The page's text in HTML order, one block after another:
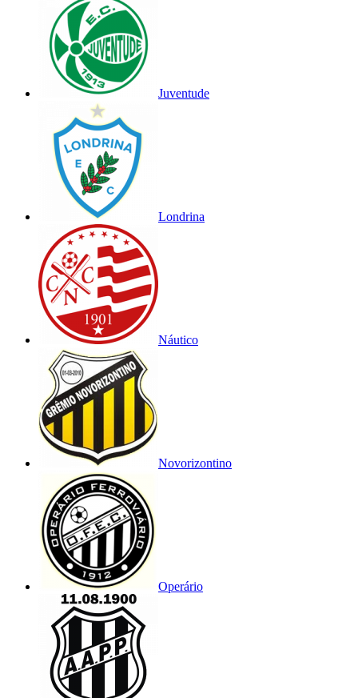
Juventude
Londrina
Náutico
Novorizontino
Operário